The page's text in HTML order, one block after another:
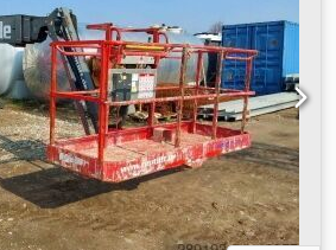
ban:15 x 19,5
2019 Mesin: Diesel 55,2 kW (74
m Ketinggian platform: 20,12 m
m Ukuran platform (P x L): 0,91
(P x L x T): 10,34 m x 2,44
360° Rotasi platform: 170° Daya
Iiex Al Dsrf Panjang keranjang:
Kemampuan tanjakan: 50%
7,2 km/jam Tanda penggunaan